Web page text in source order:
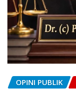
OPINI PUBLIK